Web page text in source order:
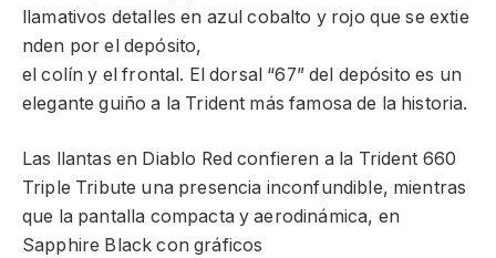
llamativos detalles en azul cobalto y rojo que se extie
nden por el depósito,
el colín y el frontal. El dorsal “67” del depósito es un
elegante guiño a la Trident más famosa de la historia.
Las llantas en Diablo Red confieren a la Trident 660
Triple Tribute una presencia inconfundible, mientras
que la pantalla compacta y aerodinámica, en
Sapphire Black con gráficos